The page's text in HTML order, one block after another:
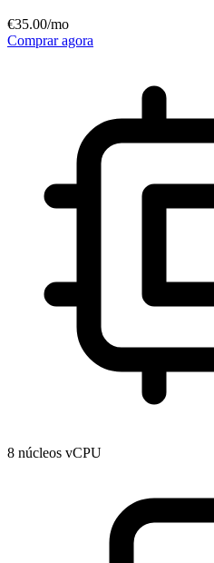
€35.00/mo
Comprar agora
8 núcleos vCPU